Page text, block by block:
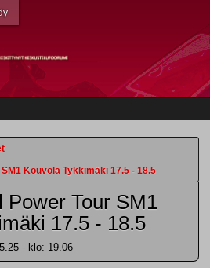
Kouvola Tykkimäki 17.5 - 18.5
Power Tour SM1
17.5 - 18.5
- klo: 19.06